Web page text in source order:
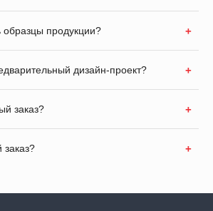
продукции?
дизайн-проект?
заказ?
заказ?